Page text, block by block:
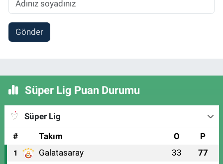
Gönder
Süper Lig Puan Durumu
Süper Lig
#
Takım O P
1 Galatasaray 33 77